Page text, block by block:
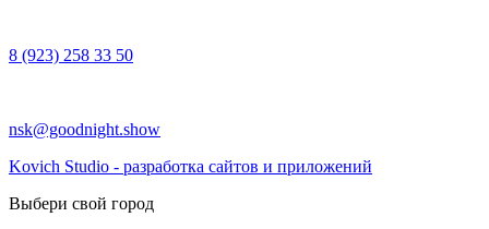
8 (923) 258 33 50
nsk@goodnight.show
Kovich Studio - разработка сайтов и приложений
Выбери свой город